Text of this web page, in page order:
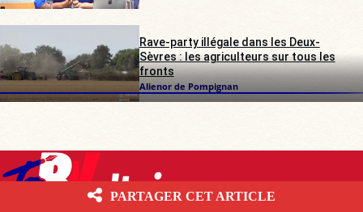
Rave-party illégale dans les Deux-
Sèvres : les agriculteurs sur tous les
fronts
Alienor de Pompignan
PARTAGER CET ARTICLE